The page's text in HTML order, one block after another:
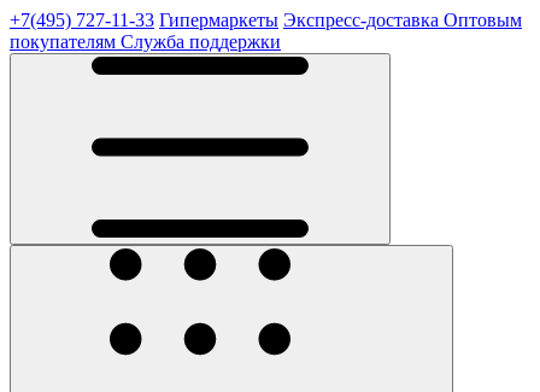
+7(495) 727-11-33 Гипермаркеты Экспресс-доставка Оптовым
покупателям Служба поддержки